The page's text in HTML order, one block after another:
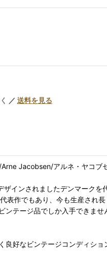
／ 送料を見る
Jacobsen/アルネ・ヤコブ
インされましたデンマークを
作でもあり、今も生産され長
テージ品でしか入手できませ
好なビンテージコンディショ